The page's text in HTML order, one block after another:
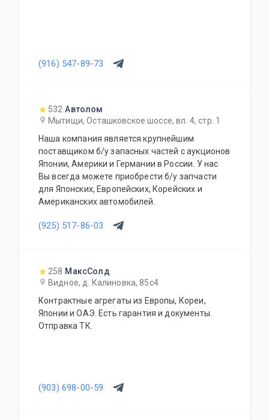
(916) 547-89-73
532 Автолом
Мытищи, Осташковское шоссе, вл. 4, стр. 1
Наша компания является крупнейшим
поставщиком б/у запасных частей с аукционов
Японии, Америки и Германии в России. У нас
Вы всегда можете приобрести б/у запчасти
для Японских, Европейских, Корейских и
Американских автомобилей.
(925) 517-86-03
258 МаксСолд
Видное, д. Калиновка, 85с4
Контрактные агрегаты из Европы, Кореи,
Японии и ОАЭ. Есть гарантия и документы.
Отправка ТК.
(903) 698-00-59